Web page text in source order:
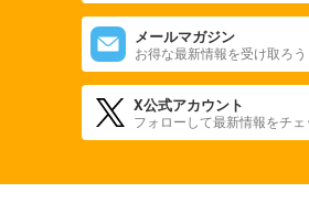
メールマガジン
お得な最新情報を受け取ろう
X公式アカウント
フォローして最新情報をチェ